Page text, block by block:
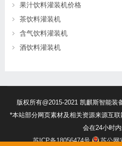
果汁饮料灌装机价格
茶饮料灌装机
含气饮料灌装机
酒饮料灌装机
版权所有@2015-2021 凯麒斯智能装
*本站部分网页素材及相关资源来源互
会在24小时
苏ICP备18056474号
苏公网